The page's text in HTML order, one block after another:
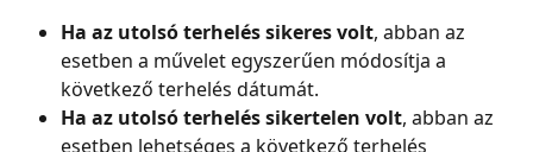
Ha az utolsó terhelés sikeres volt, abban az
esetben a művelet egyszerűen módosítja a
következő terhelés dátumát.
Ha az utolsó terhelés sikertelen volt, abban az
esetben lehetséges a következő terhelés